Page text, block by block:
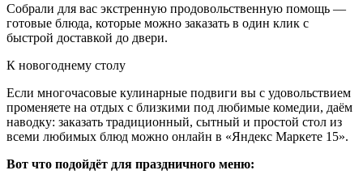
Собрали для вас экстренную продовольственную помощь —
готовые блюда, которые можно заказать в один клик с
быстрой доставкой до двери.
К новогоднему столу
Если многочасовые кулинарные подвиги вы с удовольствием
променяете на отдых с близкими под любимые комедии, даём
наводку: заказать традиционный, сытный и простой стол из
всеми любимых блюд можно онлайн в «Яндекс Маркете 15».
Вот что подойдёт для праздничного меню: